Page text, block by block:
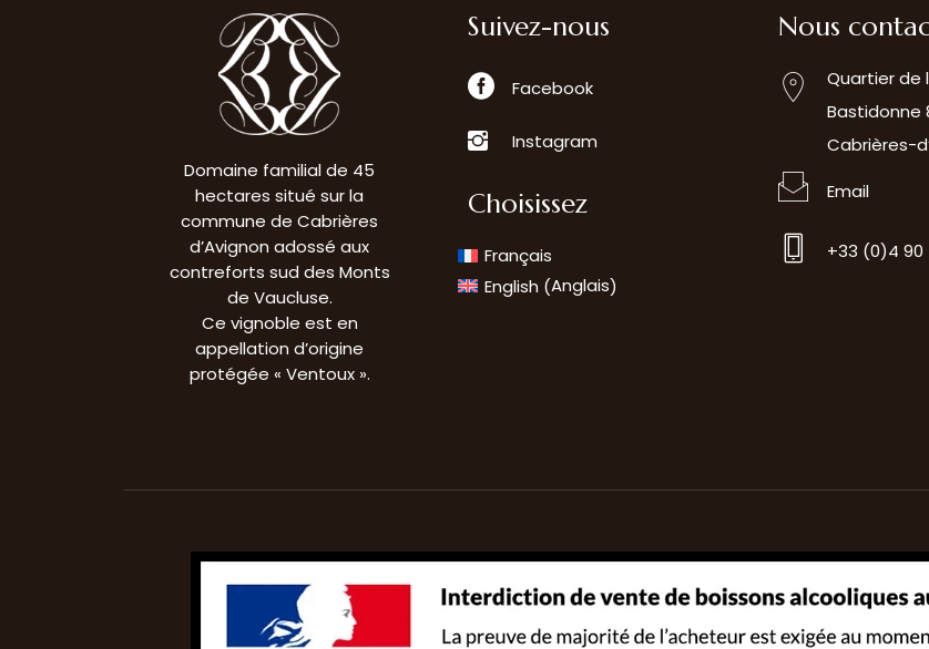
Domaine familial de 45
hectares situé sur la
commune de Cabrières
d’Avignon adossé aux
contreforts sud des Monts
de Vaucluse.
Ce vignoble est en
appellation d’origine
protégée « Ventoux ».
Suivez-nous
Facebook
Instagram
Choisissez
Français
English (Anglais)
Nous
Quartier de
Bastidonne
Cabrières-
Email
+33 (0)4 90